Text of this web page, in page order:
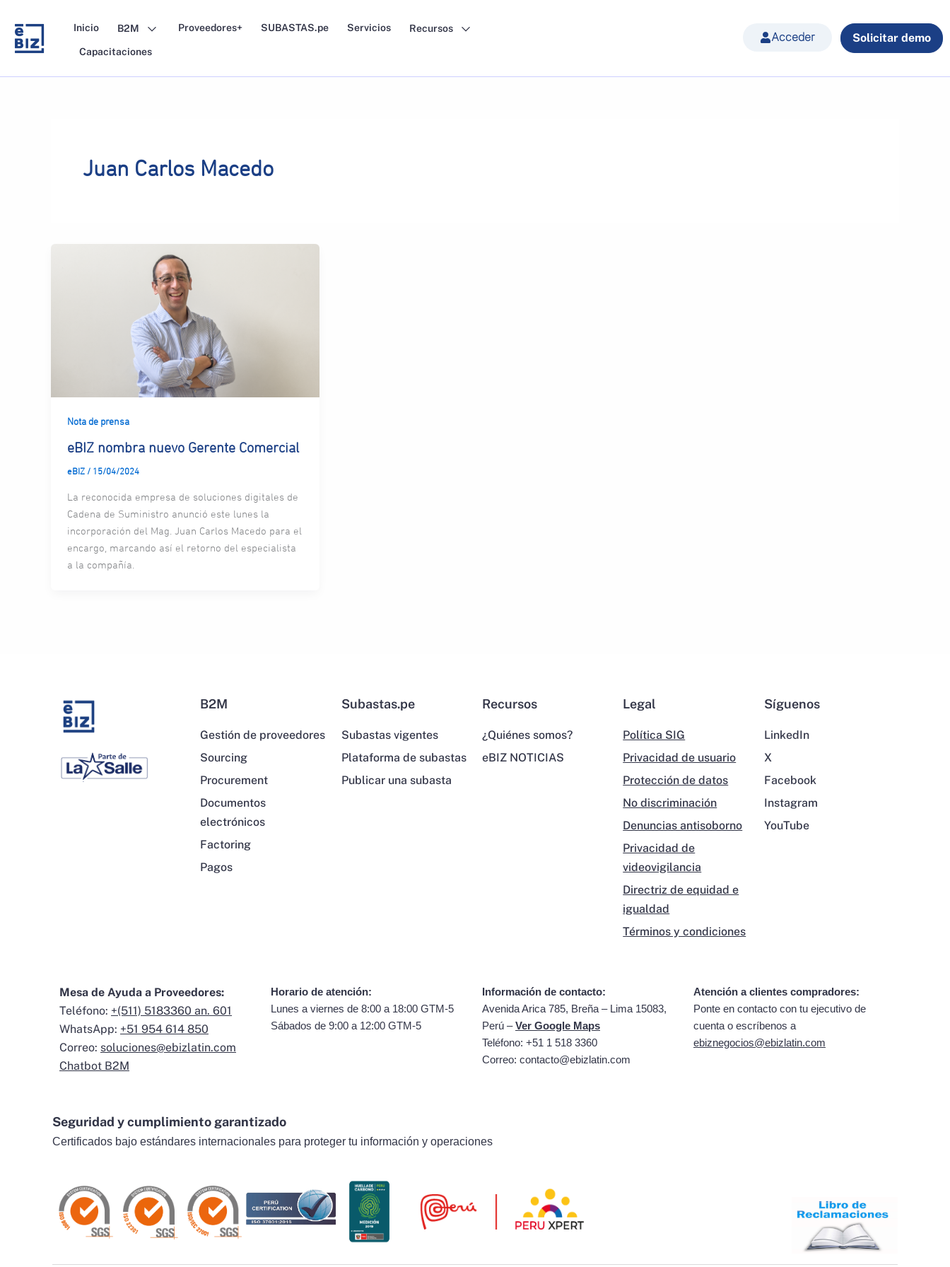
content
Inicio B2M Proveedores+ SUBASTAS.pe Servicios Recursos
Capacitaciones
Acceder Solicitar demo
Juan Carlos Macedo
Nota de prensa
eBIZ nombra nuevo Gerente Comercial
eBIZ / 15/04/2024
La reconocida empresa de soluciones digitales de
Cadena de Suministro anunció este lunes la
incorporación del Mag. Juan Carlos Macedo para el
encargo, marcando así el retorno del especialista
a la compañía.
B2M
Gestión de proveedores
Sourcing
Procurement
Documentos
electrónicos
Factoring
Pagos
Subastas.pe
Subastas vigentes
Plataforma de subastas
Publicar una subasta
Recursos
¿Quiénes somos?
eBIZ NOTICIAS
Legal
Política SIG
Privacidad de usuario
Protección de datos
No discriminación
Denuncias antisoborno
Privacidad de
videovigilancia
Directriz de equidad e
igualdad
Términos y condiciones
Síguenos
LinkedIn
X
Facebook
Instagram
YouTube
Mesa de Ayuda a Proveedores:
Teléfono: +(511) 5183360 an. 601
WhatsApp: +51 954 614 850
Correo: soluciones@ebizlatin.com
Chatbot B2M
Horario de atención:
Lunes a viernes de 8:00 a 18:00 GTM-5
Sábados de 9:00 a 12:00 GTM-5
Información de contacto:
Avenida Arica 785, Breña – Lima 15083,
Perú –Ver Google Maps
Teléfono: +51 1 518 3360
Correo: contacto@ebizlatin.com
Atención a clientes compradores:
Ponte en contacto con tu ejecutivo de
cuenta o escríbenos a
ebiznegocios@ebizlatin.com
Seguridad y cumplimiento garantizado
Certificados bajo estándares internacionales para proteger tu información y operaciones